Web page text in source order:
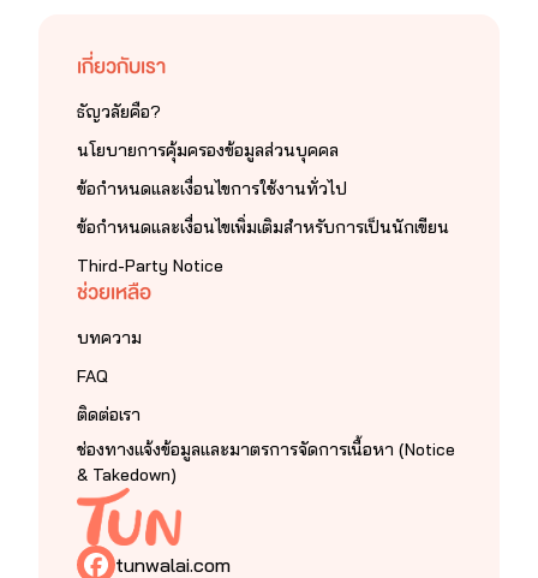
เกี่ยวกับเรา
ธัญวลัยคือ?
นโยบายการคุ้มครองข้อมูลส่วนบุคคล
ข้อกำหนดและเงื่อนไขการใช้งานทั่วไป
ข้อกำหนดและเงื่อนไขเพิ่มเติมสำหรับการเป็นนักเขียน
Third-Party Notice
ช่วยเหลือ
บทความ
FAQ
ติดต่อเรา
ช่องทางแจ้งข้อมูลและมาตรการจัดการเนื้อหา (Notice
& Takedown)
tunwalai.com